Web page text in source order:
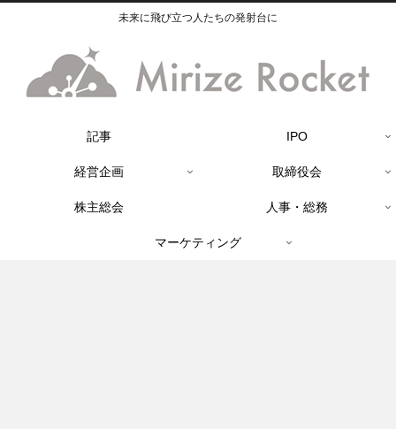
未来に飛び立つ人たちの発射台に
記事 IPO
経営企画 取締役会
株主総会 人事・総務
マーケティング